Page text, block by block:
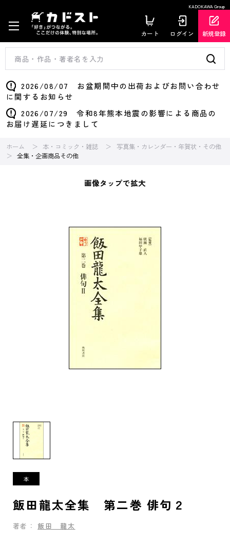
KADOKAWA Group
カート ログイン 新規登録
2026/08/07 お盆期間中の出荷およびお問い合わせ
に関するお知らせ
2026/07/29 令和8年熊本地震の影響による商品の
お届け遅延につきまして
ホーム 本・コミック・雑誌
写真集・カレンダー・年賀状・その他
全集・企画商品その他
画像タップで拡大
飯田龍太全集 第二巻 俳句２
著者： 飯田 龍太